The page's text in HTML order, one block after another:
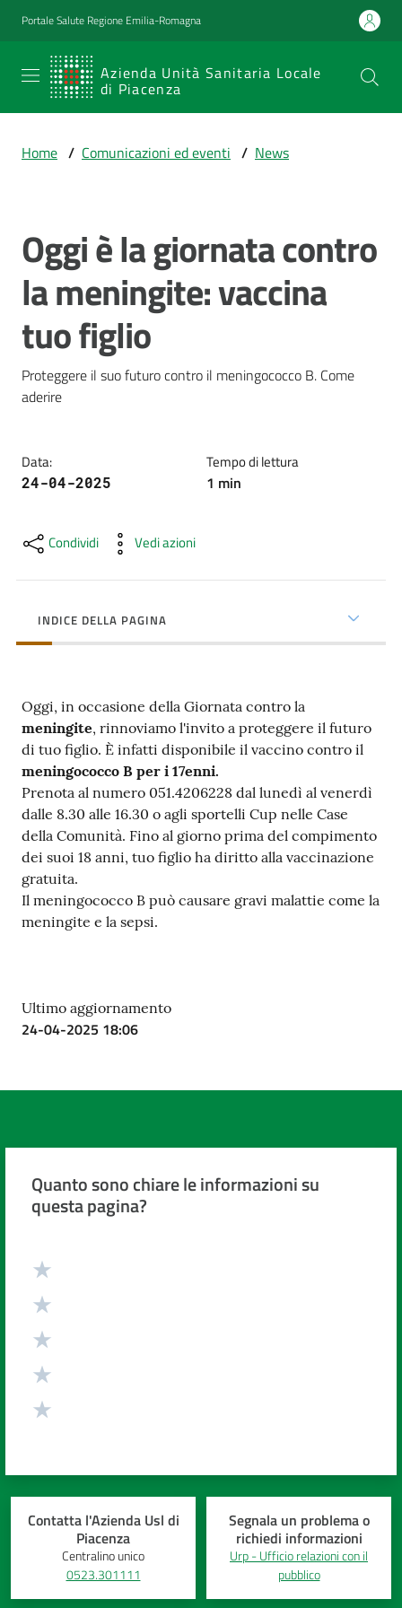
Vai al contenuto
Vai alla navigazione
Vai al footer
Portale Salute Regione Emilia-Romagna
Azienda Unità Sanitaria Locale
di Piacenza
SERVIZIO
SANITARIO
Emilia-
Sanitaria Locale
di Piacenza
Prestazioni
e
percorsi
di
cura
Come
territorio
Studiare
a
Piacenza
Costruiamo
Salute
Scuole
Seguici
Home / Comunicazioni ed eventi / News
Salta al contenuto
Oggi è la giornata contro
la meningite: vaccina
tuo figlio
Proteggere il suo futuro contro il meningococco B. Come
aderire
Data:
24-04-2025
Tempo di lettura
1 min
Condividi Vedi azioni
INDICE DELLA PAGINA
Oggi, in occasione della Giornata contro la
meningite, rinnoviamo l'invito a proteggere il futuro
di tuo figlio. È infatti disponibile il vaccino contro il
meningococco B per i 17enni.
Prenota al numero 051.4206228 dal lunedì al venerdì
dalle 8.30 alle 16.30 o agli sportelli Cup nelle Case
della Comunità. Fino al giorno prima del compimento
dei suoi 18 anni, tuo figlio ha diritto alla vaccinazione
gratuita.
Il meningococco B può causare gravi malattie come la
meningite e la sepsi.
Ultimo aggiornamento
24-04-2025 18:06
Quanto sono chiare le informazioni su
questa pagina?
Contatta l'Azienda Usl di
Piacenza
Centralino unico
0523.301111
Segnala un problema o
richiedi informazioni
Urp - Ufficio relazioni con il
pubblico